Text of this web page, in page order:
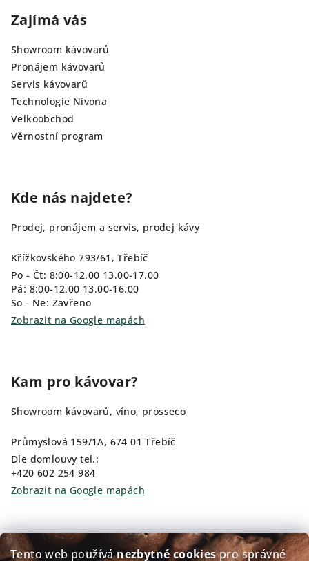
Tento web používánezbytné cookiespro správné
Zajímá vás
Showroom kávovarů
Pronájem kávovarů
Servis kávovarů
Technologie Nivona
Velkoobchod
Věrnostní program
Kde nás najdete?
Prodej, pronájem a servis, prodej kávy
Křížkovského 793/61, Třebíč
Po - Čt: 8:00-12.00 13.00-17.00
Pá: 8:00-12.00 13.00-16.00
So - Ne: Zavřeno
Zobrazit na Google mapách
Kam pro kávovar?
Showroom kávovarů, víno, prosseco
Průmyslová 159/1A, 674 01 Třebíč
Dle domlouvy tel.:
+420 602 254 984
Zobrazit na Google mapách
Kam pro kávu?